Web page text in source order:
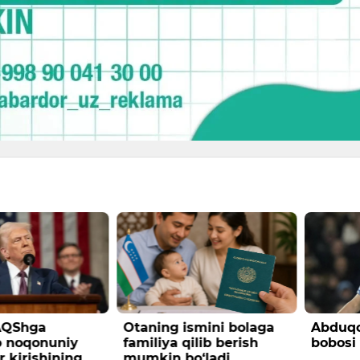
bolaga
berish
Abduqodir Husanovning
bobosi vafot etdi